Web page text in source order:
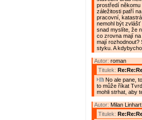
prostředí někomu
záležitosti patří
pracovní,
nemohl být
snad myslíte, že
co zrovna mají
mají rozhodnout?
styku. A
Autor: roman
Titulek:
No ale pane,
to může říkat
mohli strhat, aby
Autor: Milan Linhart
Titulek: